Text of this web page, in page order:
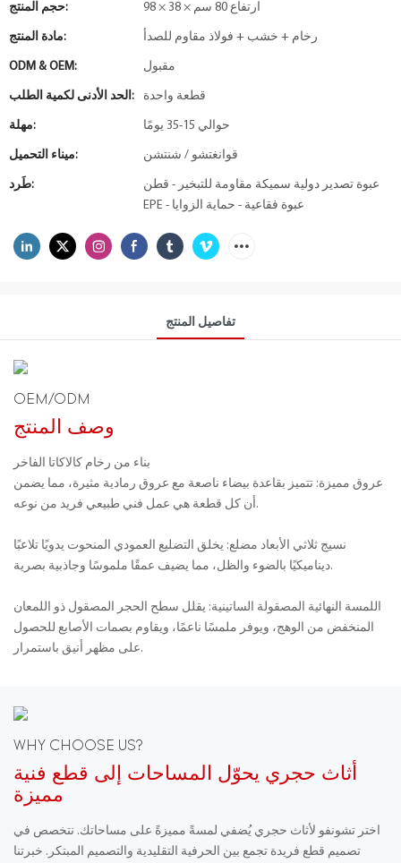
حجم المنتج: 98 × 38 × ارتفاع 80 سم
مادة المنتج: رخام + خشب + فولاذ مقاوم للصدأ
ODM & OEM: مقبول
الحد الأدنى لكمية الطلب: قطعة واحدة
مهلة: حوالي 15-35 يومًا
ميناء التحميل: قوانغتشو / شنتشن
طَرد:
عبوة تصدير دولية سميكة مقاومة للتبخير - قطن
EPE - عبوة فقاعية - حماية الزوايا
تفاصيل المنتج
OEM/ODM
وصف المنتج
بناء من رخام كالاكاتا الفاخر
عروق مميزة: تتميز بقاعدة بيضاء ناصعة مع عروق رمادية مثيرة، مما يضمن
أن كل قطعة هي عمل فني طبيعي فريد من نوعه.
نسيج ثلاثي الأبعاد مضلع: يخلق التضليع العمودي المنحوت يدويًا تلاعبًا
ديناميكيًا بالضوء والظل، مما يضيف عمقًا ملموسًا وجاذبية بصرية.
اللمسة النهائية المصقولة الساتينية: يقلل سطح الحجر المصقول ذو اللمعان
المنخفض من الوهج، ويوفر ملمسًا ناعمًا، ويقاوم بصمات الأصابع للحصول
على مظهر أنيق باستمرار.
WHY CHOOSE US?
أثاث حجري يحوّل المساحات إلى قطع فنية
مميزة
اختر تشونفو لأثاث حجري يُضفي لمسةً مميزةً على مساحاتك. نتخصص في
تصميم قطع فريدة تجمع بين الحرفية التقليدية والتصميم المبتكر. خبرتنا